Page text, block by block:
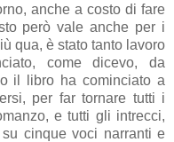
anche a costo di fare
però vale anche per i
qua, è stato tanto lavoro
come dicevo, da
il libro ha cominciato a
per far tornare tutti i
e tutti gli intrecci,
cinque voci narranti e